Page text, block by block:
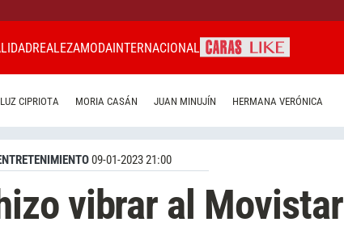
REALEZAMODAINTERNACIONAL
LUZ CIPRIOTA MORIA CASÁN JUAN MINUJÍN HERMANA VERÓNICA
09-01-2023 21:00
vibrar al Movistar